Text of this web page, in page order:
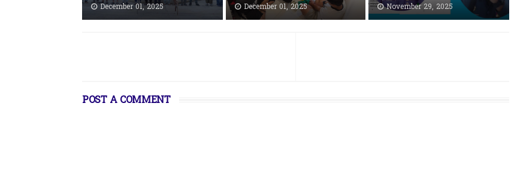
December 01, 2025 December 01, 2025 November 29, 2025
POST A COMMENT